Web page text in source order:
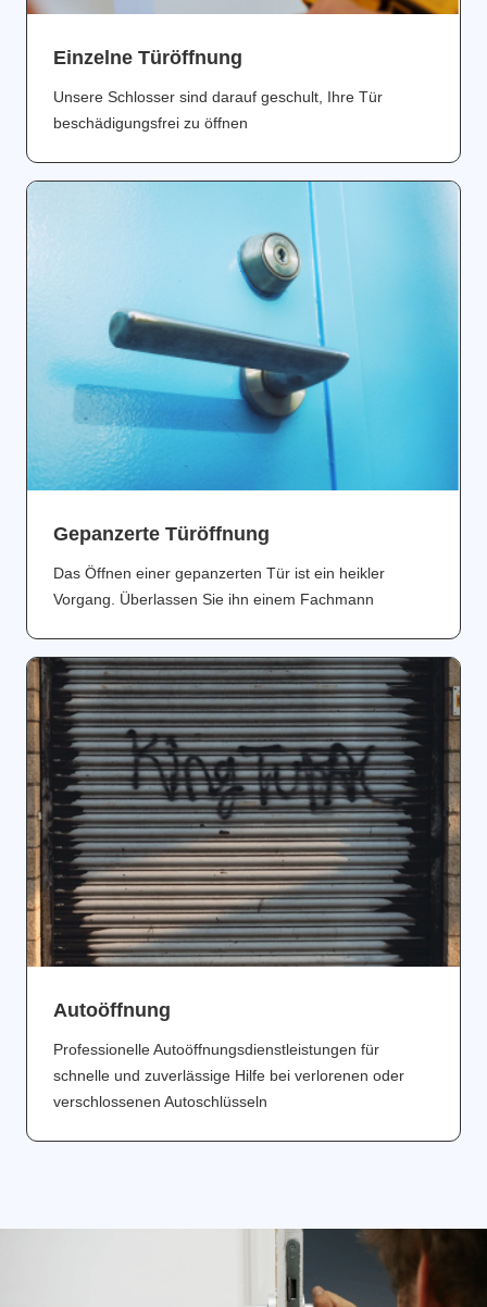
Einzelne Türöffnung
Unsere Schlosser sind darauf geschult, Ihre Tür
beschädigungsfrei zu öffnen
Gepanzerte Türöffnung
Das Öffnen einer gepanzerten Tür ist ein heikler
Vorgang. Überlassen Sie ihn einem Fachmann
Аutoöffnung
Professionelle Autoöffnungsdienstleistungen für
schnelle und zuverlässige Hilfe bei verlorenen oder
verschlossenen Autoschlüsseln